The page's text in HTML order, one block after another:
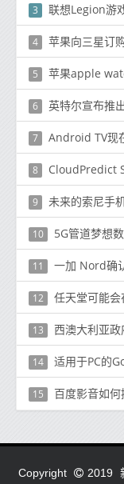
3 联想Legion游
4 苹果向三星订购
5 苹果apple
6 英特尔宣布推出Xe
7 Android TV现
8 CloudPredict
9 未来的索尼手
10 5G管道梦想
11 一加 Nord确
12 任天堂可能
13 西澳大利亚政
14 适用于PC的
15 百度影音如
Copyright 2019